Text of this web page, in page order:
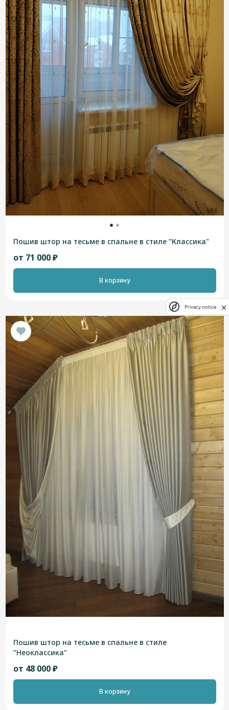
Пошив штор на тесьме в спальне в стиле "Классика"
от 71 000 ₽
В корзину
Пошив штор на тесьме в спальне в стиле
"Неоклассика"
от 48 000 ₽
В корзину
Privacy notice